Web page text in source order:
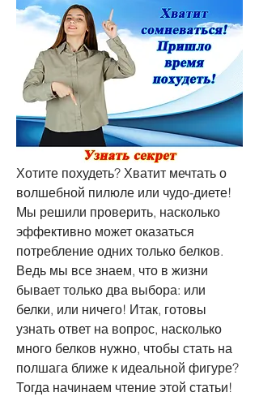
Хотите похудеть? Хватит мечтать о
волшебной пилюле или чудо-диете!
Мы решили проверить, насколько
эффективно может оказаться
потребление одних только белков.
Ведь мы все знаем, что в жизни
бывает только два выбора: или
белки, или ничего! Итак, готовы
узнать ответ на вопрос, насколько
много белков нужно, чтобы стать на
полшага ближе к идеальной фигуре?
Тогда начинаем чтение этой статьи!